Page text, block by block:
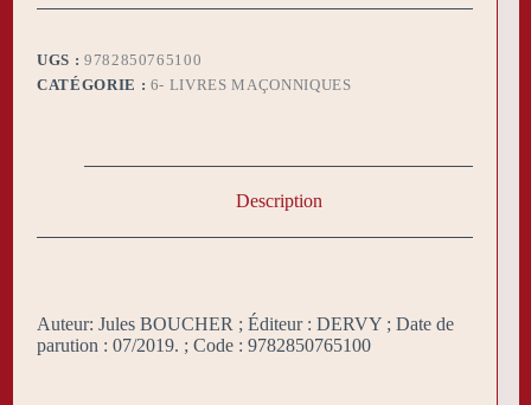
UGS : 9782850765100
CATÉGORIE : 6- LIVRES MAÇONNIQUES
Description
Auteur: Jules BOUCHER ; Éditeur : DERVY ; Date de
parution : 07/2019. ; Code : 9782850765100